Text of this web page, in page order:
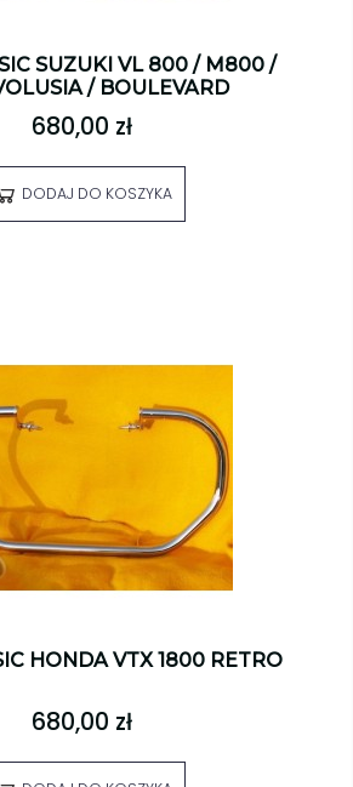
SUZUKI VL 800 / M800 /
/ BOULEVARD
680,00 zł
DODAJ DO KOSZYKA
HONDA VTX 1800 RETRO
680,00 zł